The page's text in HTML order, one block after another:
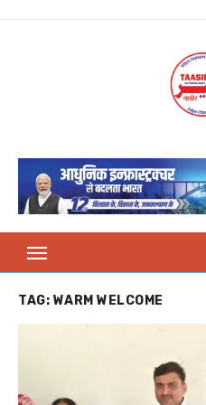
TAG: WARM WELCOME